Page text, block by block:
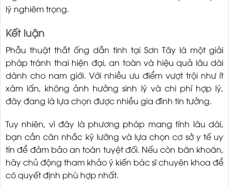
lý nghiêm trọng.
Kết luận
Phẫu thuật thắt ống dẫn tinh tại Sơn Tây là một giải
pháp tránh thai hiện đại, an toàn và hiệu quả lâu dài
dành cho nam giới. Với nhiều ưu điểm vượt trội như ít
xâm lấn, không ảnh hưởng sinh lý và chi phí hợp lý,
đây đang là lựa chọn được nhiều gia đình tin tưởng.
Tuy nhiên, vì đây là phương pháp mang tính lâu dài,
bạn cần cân nhắc kỹ lưỡng và lựa chọn cơ sở y tế uy
tín để đảm bảo an toàn tuyệt đối. Nếu còn băn khoăn,
hãy chủ động tham khảo ý kiến bác sĩ chuyên khoa để
có quyết định phù hợp nhất.